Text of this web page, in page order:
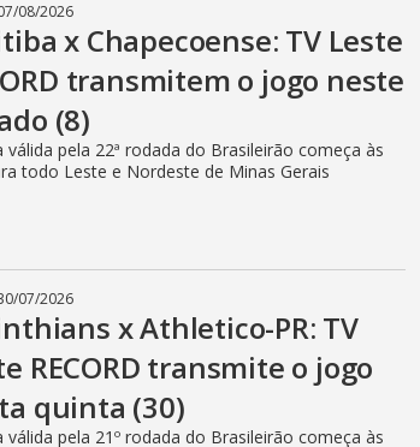
08/2026
x Chapecoense: TV Leste
transmitem o jogo neste
(8)
válida pela 22ª rodada do Brasileirão começa às
todo Leste e Nordeste de Minas Gerais
07/2026
x Athletico-PR: TV
RECORD transmite o jogo
quinta (30)
válida pela 21º rodada do Brasileirão começa às